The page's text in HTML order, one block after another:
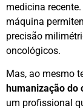
medicina
máquina
precisão
oncológicos.
Mas, ao mesmo
humanização do
um profissional